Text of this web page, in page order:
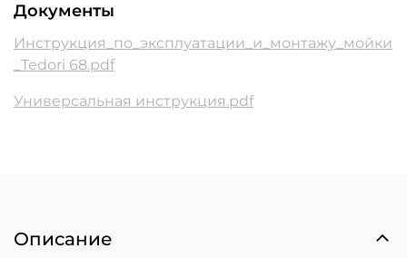
Документы
Инструкция_по_эксплуатации_и_монтажу_мойки
_Tedori 68.pdf
Универсальная инструкция.pdf
Описание